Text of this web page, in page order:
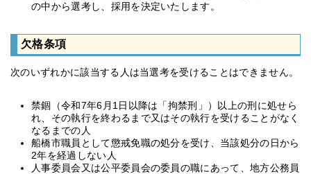
の中から選考し、採用を決定いたします。
欠格条項
次のいずれかに該当する人は当選考を受けることはできません。
禁錮（令和7年6月1日以降は「拘禁刑」）以上の刑に処せら
れ、その執行を終わるまで又はその執行を受けることがなく
なるまでの人
船橋市職員として懲戒免職の処分を受け、当該処分の日から
2年を経過しない人
人事委員会又は公平委員会の委員の職にあって、地方公務員